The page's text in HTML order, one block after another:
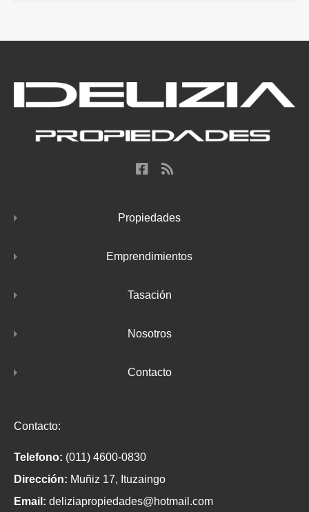
Propiedades
Emprendimientos
Tasación
Nosotros
Contacto
Contacto:
Telefono: (011) 4600-0830
Dirección: Muñiz 17, Ituzaingo
Email: deliziapropiedades@hotmail.com